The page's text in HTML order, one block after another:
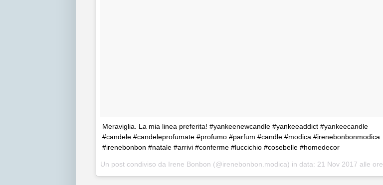
Meraviglia. La mia linea preferita! #yankeenewcandle #yankeeaddict #yankeecandle
#candele #candeleprofumate #profumo #parfum #candle #modica #irenebonbonmodica
#irenebonbon #natale #arrivi #conferme #luccichio #cosebelle #homedecor
Un post condiviso da Irene Bonbon (@irenebonbon.modica) in data: 21 Nov 2017 alle ore 08:04 PST